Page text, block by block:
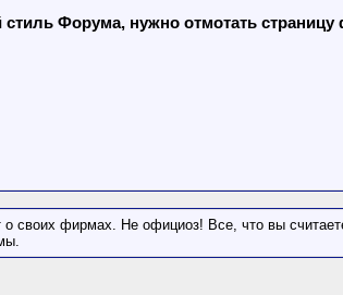
Форума, нужно отмотать
о своих фирмах. Не официоз! Все, что вы